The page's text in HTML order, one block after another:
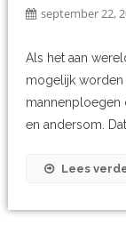
september 22,
Als het aan
mogelijk worden
mannenploegen
en andersom.
Lees